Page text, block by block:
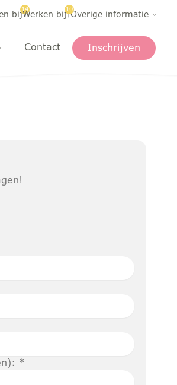
bij14
Werken bij10
|Overige informatie
Contact Inschrijven
*